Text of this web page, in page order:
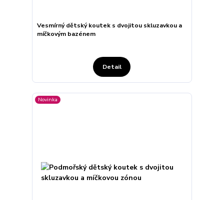
Vesmírný dětský koutek s dvojitou skluzavkou a
míčkovým bazénem
Detail
Novinka